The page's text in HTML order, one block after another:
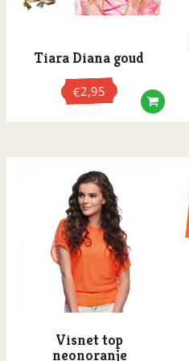
Tiara Diana goud
€2,95
Visnet top
neonoranje